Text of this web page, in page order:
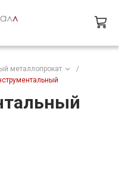
металлопрокат
/